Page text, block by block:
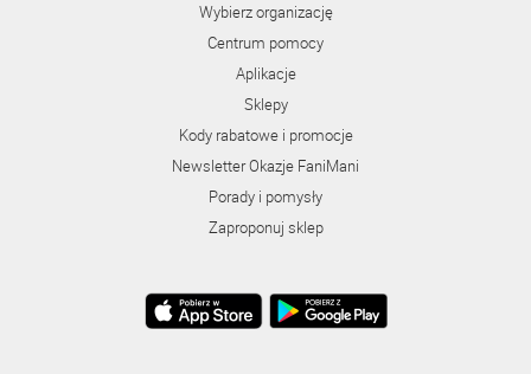
Wybierz organizację
Centrum pomocy
Aplikacje
Sklepy
Kody rabatowe i promocje
Newsletter Okazje FaniMani
Porady i pomysły
Zaproponuj sklep